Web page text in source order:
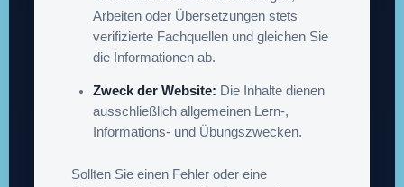
Arbeiten oder Übersetzungen stets
verifizierte Fachquellen und gleichen Sie
die Informationen ab.
Zweck der Website: Die Inhalte dienen
ausschließlich allgemeinen Lern-,
Informations- und Übungszwecken.
Sollten Sie einen Fehler oder eine